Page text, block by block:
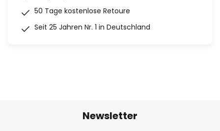
50 Tage kostenlose Retoure
Seit 25 Jahren Nr. 1 in Deutschland
Newsletter